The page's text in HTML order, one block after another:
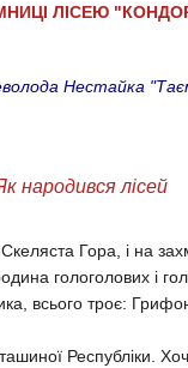
ЛІСЕЮ
Нестайка
народився лісей
Гора, і на
гологолових і
всього троє:
Республіки.